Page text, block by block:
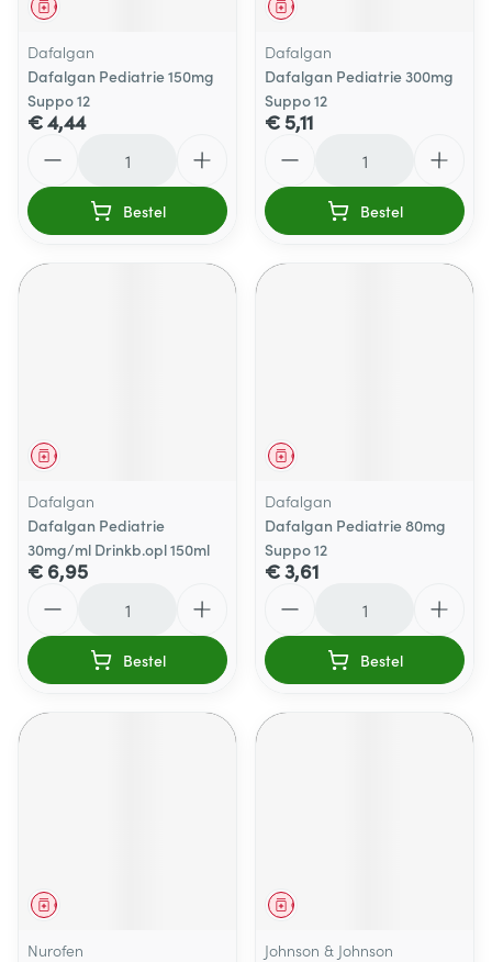
Geneesmiddel
Dafalgan
Dafalgan Pediatrie 150mg
Suppo 12
€ 4,44
Bestel
Geneesmiddel
Dafalgan
Dafalgan Pediatrie 300mg
Suppo 12
€ 5,11
Bestel
Geneesmiddel
Dafalgan
Dafalgan Pediatrie
30mg/ml Drinkb.opl 150ml
€ 6,95
Bestel
Geneesmiddel
Dafalgan
Dafalgan Pediatrie 80mg
Suppo 12
€ 3,61
Bestel
Geneesmiddel
Nurofen
Geneesmiddel
Johnson & Johnson